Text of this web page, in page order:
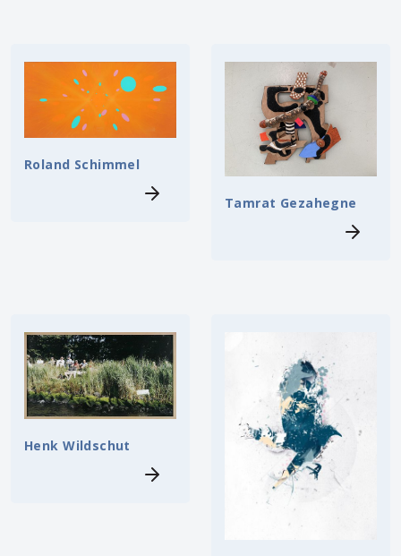
Roland Schimmel
Tamrat Gezahegne
Henk Wildschut